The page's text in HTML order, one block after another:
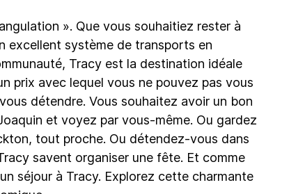
». Que vous souhaitiez rester à
excellent système de transports en
Tracy est la destination idéale
prix avec lequel vous ne pouvez pas vous
détendre. Vous souhaitez avoir un bon
et voyez par vous-même. Ou gardez
tout proche. Ou détendez-vous dans
savent organiser une fête. Et comme
séjour à Tracy. Explorez cette charmante